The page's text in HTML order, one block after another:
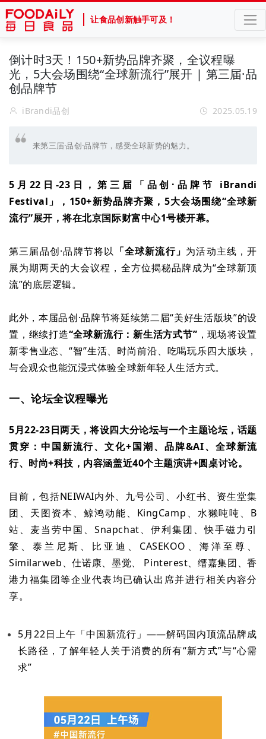
让食品创新触手可及！
倒计时3天！150+新势品牌齐聚，全议程曝
光，5大会场围绕“全球新流行”展开 | 第三届·品
创品牌节
iBrandi品创 2025.05.19
来第三届·品创·品牌节，感受全球新势的魅力。
5月22日 -23日，第三届「品创·品牌节 iBrandi
Festival」
，150+新势品牌齐聚，5大会场围绕“全球新
流行”展开，将在北京国际财富中心1号楼开幕。
第三届品创·品牌节将以 「全球新流行」 为活动主线，开
展为期两天的大会议程，全方位揭秘品牌成为“全球新顶
流”的底层逻辑。
此外，本届品创·品牌节将延续第二届“美好生活版块”的设
置，继续打造“全球新流行：新生活方式节” ，现场将设置
新零售业态、“智”生活、时尚前沿、吃喝玩乐四大版块，
与会观众也能沉浸式体验全球新年轻人生活方式。
一、论坛全议程曝光
5月22-23日两天，将设四大分论坛与一个主题论坛，话题
贯穿：中国新流行、文化+国潮、 品牌&AI、全球新流
行、时尚+科技，内容涵盖近40个主题演讲+圆桌讨论。
目前，包括NEIWAI内外、九号公司、小红书、资生堂集
团、天图资本、鲸鸿动能、KingCamp、水獭吨吨、B
站、麦当劳中国、Snapchat、伊利集团、快手磁力引
擎、泰兰尼斯、比亚迪、CASEKOO、海洋至尊、
Similarweb、仕诺康、墨觉、 Pinterest、缙嘉集团、香
港力福集团等企业代表均已确认出席并进行相关内容分
享。
5月22日上午「中国新流行」——解码国内顶流品牌成
长路径，了解年轻人关于消费的所有“新方式”与“心需
求”